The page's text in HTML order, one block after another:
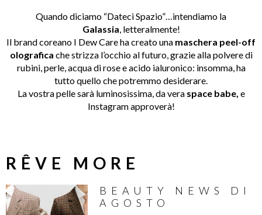
Quando diciamo “Dateci Spazio”…intendiamo la
Galassia , letteralmente!
Il brand coreano I Dew Care ha creato una maschera peel-off
olografica che strizza l’occhio al futuro, grazie alla polvere di
rubini, perle, acqua di rose e acido ialuronico: insomma, ha
tutto quello che potremmo desiderare.
La vostra pelle sarà luminosissima, da vera space babe, e
Instagram approverà!
RÊVE MORE
BEAUTY NEWS DI
AGOSTO